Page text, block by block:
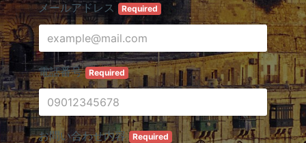
メールアドレス Required
電話番号 Required
お問い合わせ内容 Required